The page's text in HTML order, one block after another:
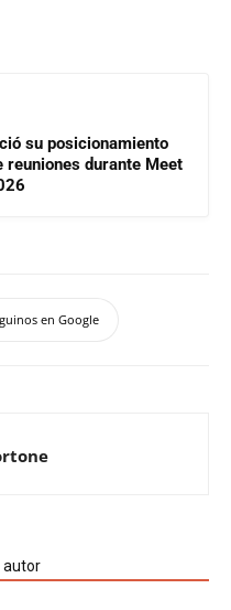
su posicionamiento
reuniones durante Meet
en Google
autor